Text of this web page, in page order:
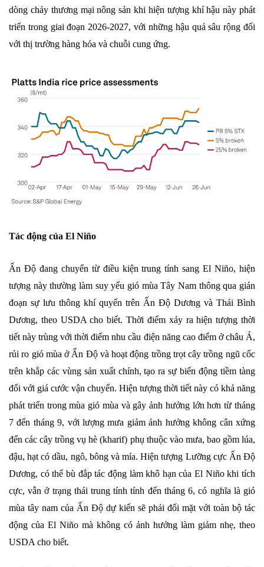
dòng chảy thương mại nông sản khi hiện tượng khí hậu này phát
triển trong giai đoạn 2026-2027, với những hậu quả sâu rộng đối
với thị trường hàng hóa và chuỗi cung ứng.
Tác động của El Niño
Ấn Độ đang chuyển từ điều kiện trung tính sang El Niño, hiện
tượng này thường làm suy yếu gió mùa Tây Nam thông qua gián
đoạn sự lưu thông khí quyển trên Ấn Độ Dương và Thái Bình
Dương, theo USDA cho biết. Thời điểm xảy ra hiện tượng thời
tiết này trùng với thời điểm nhu cầu điện năng cao điểm ở châu Á,
rủi ro gió mùa ở Ấn Độ và hoạt động trồng trọt cây trồng ngũ cốc
trên khắp các vùng sản xuất chính, tạo ra sự biến động tiềm tàng
đối với giá cước vận chuyển. Hiện tượng thời tiết này có khả năng
phát triển trong mùa gió mùa và gây ảnh hưởng lớn hơn từ tháng
7 đến tháng 9, với lượng mưa giảm ảnh hưởng không cân xứng
đến các cây trồng vụ hè (kharif) phụ thuộc vào mưa, bao gồm lúa,
đậu, hạt có dầu, ngô, bông và mía. Hiện tượng Lưỡng cực Ấn Độ
Dương, có thể bù đắp tác động làm khô hạn của El Niño khi tích
cực, vẫn ở trạng thái trung tính tính đến tháng 6, có nghĩa là gió
mùa tây nam của Ấn Độ dự kiến ​​sẽ phải đối mặt với toàn bộ tác
động của El Niño mà không có ảnh hưởng làm giảm nhẹ, theo
USDA cho biết.